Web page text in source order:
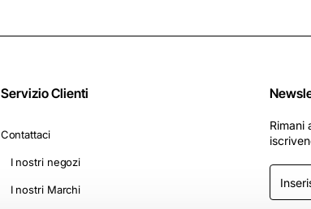
Servizio Clienti
Contattaci
I nostri negozi
I nostri Marchi
Rimani
Inserisci
Mail